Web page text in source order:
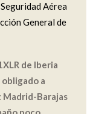
Aérea
General de
de Iberia
a
Barajas